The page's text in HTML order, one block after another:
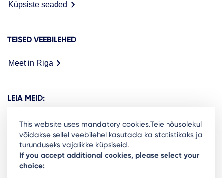
Küpsiste seaded
TEISED VEEBILEHED
Meet in Riga
LEIA MEID:
Ready to stay in the loop on Rigas business
community? Subscribe to our newsletter.
This website uses mandatory cookies.Teie nõusolekul
võidakse sellel veebilehel kasutada ka statistikaks ja
turunduseks vajalikke küpsiseid.
If you accept additional cookies, please select your
choice: